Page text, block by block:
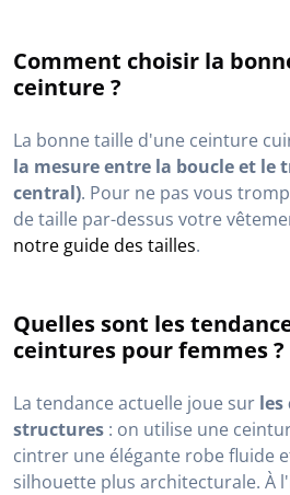
Comment choisir la
ceinture ?
La bonne taille d'une ceinture
la mesure entre la boucle et le
central). Pour ne pas vous
de taille par-dessus votre
notre guide des tailles.
Quelles sont les
ceintures pour femmes ?
La tendance actuelle joue sur les
structures : on utilise une
cintrer une élégante robe fluide
silhouette plus architecturale. À